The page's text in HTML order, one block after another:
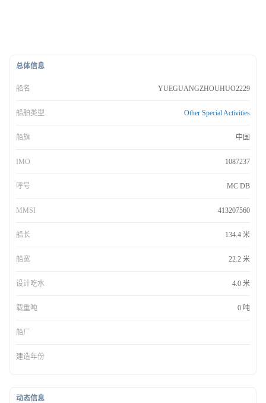
总体信息
船名 YUEGUANGZHOUHUO2229
船舶类型 Other Special Activities
船旗 中国
IMO 1087237
呼号 MC DB
MMSI 413207560
船长 134.4 米
船宽 22.2 米
设计吃水 4.0 米
载重吨 0 吨
船厂
建造年份
动态信息